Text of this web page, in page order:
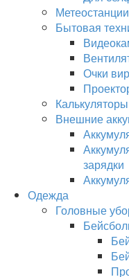
Метеостанции
Бытовая
Очки
Калькуляторы
Внешние
зарядки
Одежда
Головные